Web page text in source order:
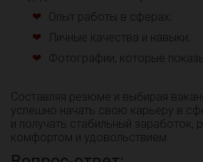
Опыт работы в сферах;
Личные качества и навыки;
Фотографии, которые
Составляя резюме и выбирая
успешно начать свою карьеру в
и получать стабильный заработок,
комфортом и удовольствием.